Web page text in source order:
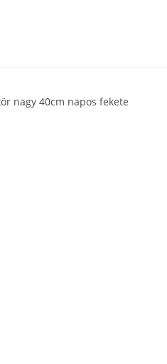
nagy 40cm napos fekete